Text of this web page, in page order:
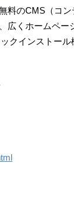
料のCMS（コ
広くホームペー
クインストー